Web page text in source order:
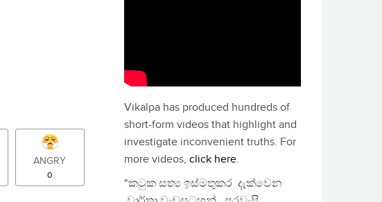
ANGRY
0
Vikalpa has produced hundreds of
short-form videos that highlight and
investigate inconvenient truths. For
more videos, click here.
"කටුක සත්‍ය ඉස්මතුකර දැක්වෙන